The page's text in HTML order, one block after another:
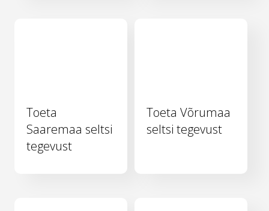
Toeta
Saaremaa seltsi
tegevust
Toeta Võrumaa
seltsi tegevust